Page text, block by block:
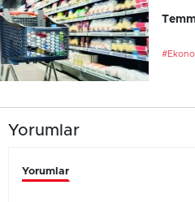
Yorumlar
Yorumlar